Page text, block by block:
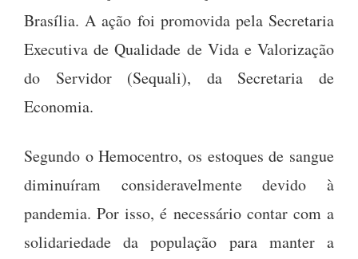
Brasília. A ação foi promovida pela Secretaria
Executiva de Qualidade de Vida e Valorização
do Servidor (Sequali), da Secretaria de
Economia.
Segundo o Hemocentro, os estoques de sangue
diminuíram consideravelmente devido à
pandemia. Por isso, é necessário contar com a
solidariedade da população para manter a